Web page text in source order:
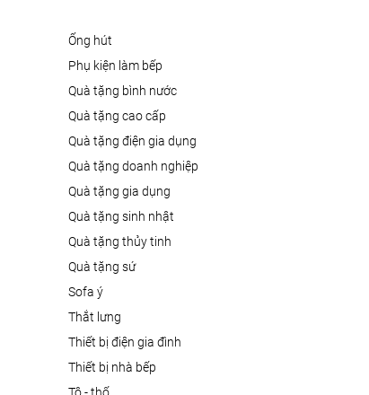
ống hút
phụ kiện làm bếp
quà tặng bình nước
quà tặng cao cấp
quà tặng điện gia dụng
quà tặng doanh nghiệp
quà tặng gia dụng
quà tặng sinh nhật
quà tặng thủy tinh
quà tặng sứ
sofa ý
thắt lưng
thiết bị điện gia đình
thiết bị nhà bếp